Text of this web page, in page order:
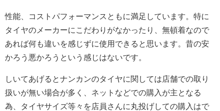
性能、コストパフォーマンスともに満足しています。特に
タイヤのメーカーにこだわりがなかったり、無頓着なので
あれば何も違いを感じずに使用できると思います。昔の安
かろう悪かろうという感じはないです。
しいてあげるとナンカンのタイヤに関しては店舗での取り
扱いが無い場合が多く、ネットなどでの購入が主となる
為、タイヤサイズ等々を店員さんに丸投げしての購入はで